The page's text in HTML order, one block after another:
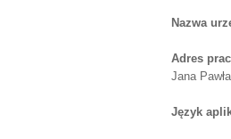
Nazwa
Adres
Jana
Język